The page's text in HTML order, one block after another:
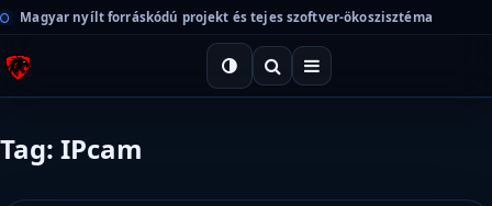
Magyar nyílt forráskódú projekt és tejes szoftver-ökoszisztéma
Tag: IPcam